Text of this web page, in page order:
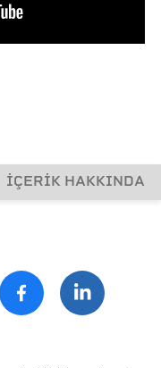
İÇERİK HAKKINDA